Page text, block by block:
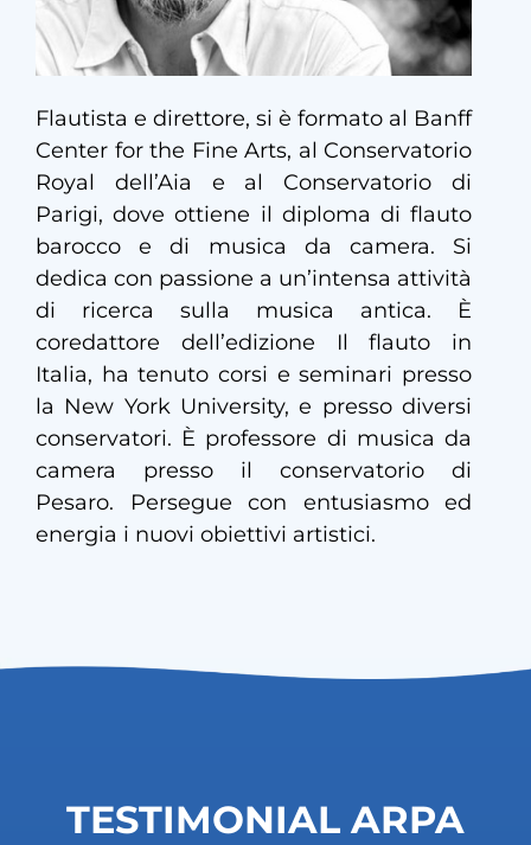
Flautista e direttore, si è formato al Banff
Center for the Fine Arts, al Conservatorio
Royal dell’Aia e al Conservatorio di
Parigi, dove ottiene il diploma di flauto
barocco e di musica da camera. Si
dedica con passione a un’intensa attività
di ricerca sulla musica antica. È
coredattore dell’edizione Il flauto in
Italia, ha tenuto corsi e seminari presso
la New York University, e presso diversi
conservatori. È professore di musica da
camera presso il conservatorio di
Pesaro. Persegue con entusiasmo ed
energia i nuovi obiettivi artistici.
TESTIMONIAL ARPA